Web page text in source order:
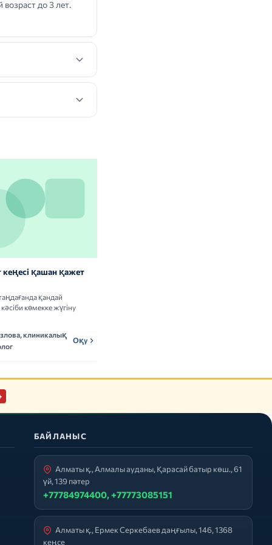
до 3 лет.
қашан қажет
қандай
көмекке жүгіну
клиникалық
Оқу
БАЙЛАНЫС
Алматы қ., Алмалы ауданы, Қарасай батыр көш., 61
үй, 139 пәтер
+77784974400, +77773085151
Алматы қ., Ермек Серкебаев даңғылы, 146, 1368
кеңсе